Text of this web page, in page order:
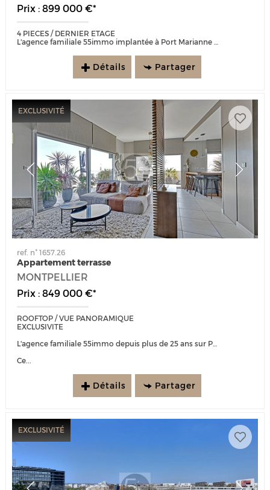
Prix : 899 000 €*
4 PIECES / DERNIER ETAGE
L'agence familiale 55immo implantée à Port Marianne depuis 25 ans, est heureuse de vous présenter ce magnifique duplex...
Détails Partager
EXCLUSIVITÉ
ref. n° 1657.26
Appartement terrasse
MONTPELLIER
Prix : 849 000 €*
ROOFTOP / VUE PANORAMIQUE
EXCLUSIVITE
L'agence familiale 55immo depuis plus de 25 ans sur Port Marianne est heureuse de vous présenter :
Ce...
Détails Partager
EXCLUSIVITÉ